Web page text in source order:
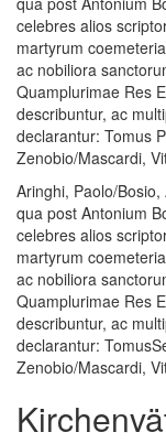
celebres alios
martyrum
ac nobiliora
Quamplurimae Res
describuntur, ac
declarantur: Tomus
Zenobio/Mascardi,
Aringhi, Paolo/Bosio,
qua post Antonium
celebres alios
martyrum
ac nobiliora
Quamplurimae Res
describuntur, ac
declarantur:
Zenobio/Mascardi,